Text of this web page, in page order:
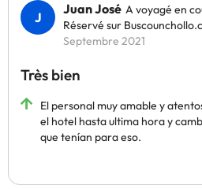
Juan José A voyagé en
Réservé sur
Septembre 2021
Très bien
El personal muy amable y
el hotel hasta ultima hora y
que tenían para eso.